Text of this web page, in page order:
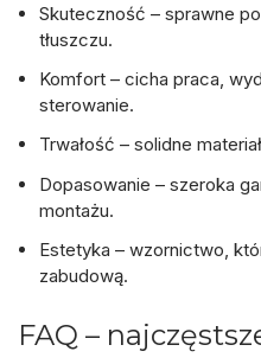
Skuteczność – sprawne
tłuszczu.
Komfort – cicha praca,
sterowanie.
Trwałość – solidne
Dopasowanie – szeroka
montażu.
Estetyka – wzornictwo,
zabudową.
FAQ –